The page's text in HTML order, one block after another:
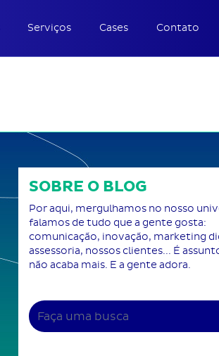
Serviços Cases Contato
SOBRE O BLOG
Por aqui, mergulhamos no nosso
falamos de tudo que a gente gosta:
comunicação, inovação, marketing
assessoria, nossos clientes... É
não acaba mais. E a gente adora.